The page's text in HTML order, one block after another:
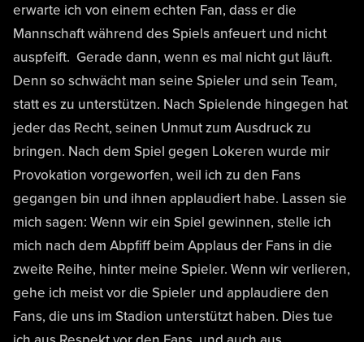
erwarte ich von einem echten Fan, dass er die
Mannschaft während des Spiels anfeuert und nicht
auspfeift. Gerade dann, wenn es mal nicht gut läuft.
Denn so schwächt man seine Spieler und sein Team,
statt es zu unterstützen. Nach Spielende hingegen hat
jeder das Recht, seinen Unmut zum Ausdruck zu
bringen. Nach dem Spiel gegen Lokeren wurde mir
Provokation vorgeworfen, weil ich zu den Fans
gegangen bin und ihnen applaudiert habe. Lassen sie
mich sagen: Wenn wir ein Spiel gewinnen, stelle ich
mich nach dem Abpfiff beim Applaus der Fans in die
zweite Reihe, hinter meine Spieler. Wenn wir verlieren,
gehe ich meist vor die Spieler und applaudiere den
Fans, die uns im Stadion unterstützt haben. Dies tue